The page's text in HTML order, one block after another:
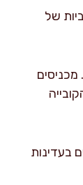
של
ומוסיפים 6 גרם מלח (כ-1 כפית). מכניסים
בעדינות